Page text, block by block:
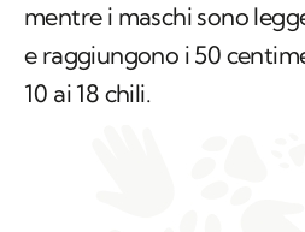
mentre i maschi sono
e raggiungono i 50
10 ai 18 chili.